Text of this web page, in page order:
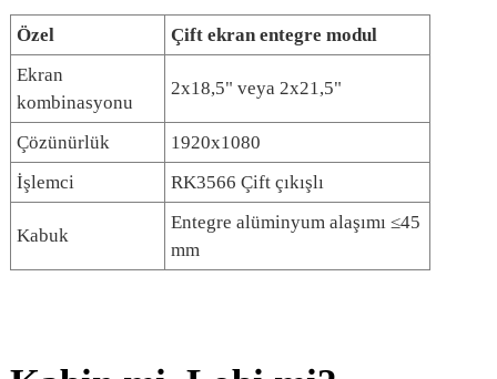
Özel Çift ekran entegre modul
Ekran
kombinasyonu
2x18,5" veya 2x21,5"
Çözünürlük
1920x1080
İşlemci
RK3566 Çift çıkışlı
Kabuk
Entegre alüminyum alaşımı ≤45
mm